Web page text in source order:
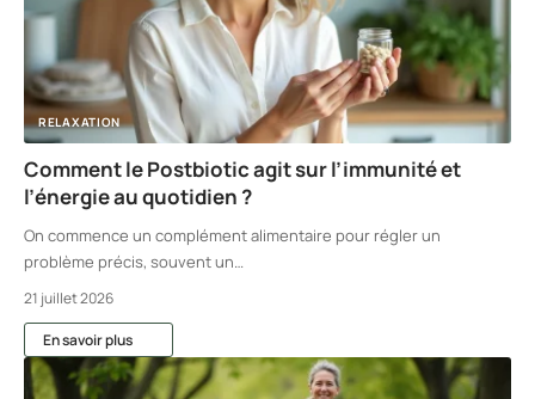
RELAXATION
Comment le Postbiotic agit sur l’immunité et
l’énergie au quotidien ?
On commence un complément alimentaire pour régler un
problème précis, souvent un…
21 juillet 2026
En savoir plus